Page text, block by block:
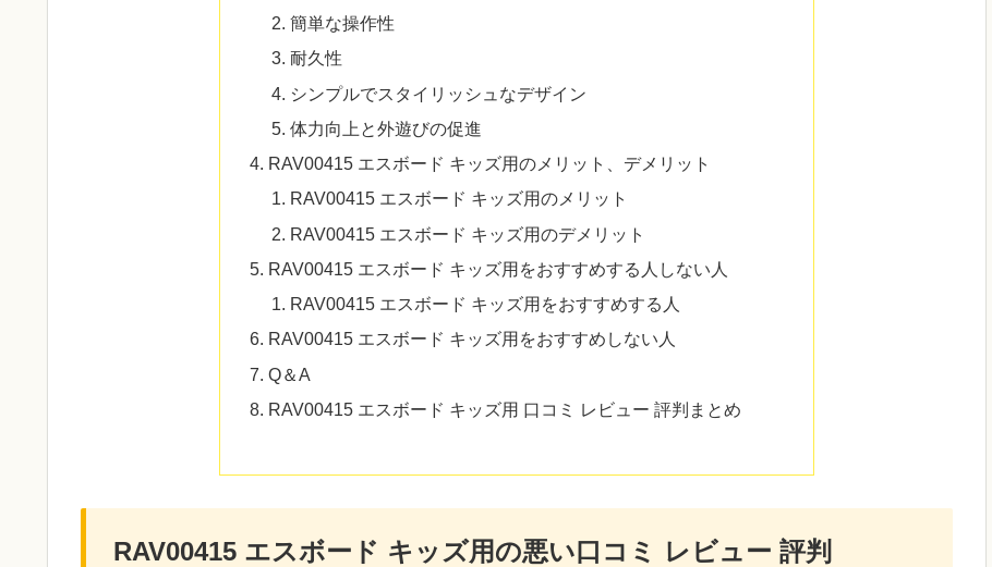
簡単な操作性
耐久性
シンプルでスタイリッシュなデザイン
体力向上と外遊びの促進
RAV00415 エスボード キッズ用のメリット、デメリット
RAV00415 エスボード キッズ用のメリット
RAV00415 エスボード キッズ用のデメリット
RAV00415 エスボード キッズ用をおすすめする人しない人
RAV00415 エスボード キッズ用をおすすめする人
RAV00415 エスボード キッズ用をおすすめしない人
Q＆A
RAV00415 エスボード キッズ用 口コミ レビュー 評判まとめ
RAV00415 エスボード キッズ用の悪い口コミ レビュー 評判